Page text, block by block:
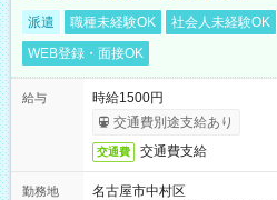
派遣 職種未経験OK 社会人未経験OK
WEB登録・面接OK
給与
時給1500円
交通費別途支給あり
交通費 交通費支給
勤務地
名古屋市中村区